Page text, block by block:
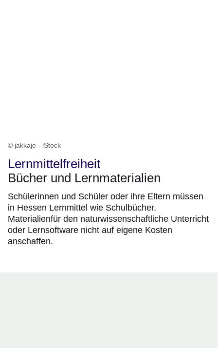
© jakkaje - iStock
Lernmittelfreiheit
Bücher und Lernmaterialien
Schülerinnen und Schüler oder ihre Eltern müssen
in Hessen Lernmittel wie Schulbücher,
Materialienfür den naturwissenschaftliche Unterricht
oder Lernsoftware nicht auf eigene Kosten
anschaffen.